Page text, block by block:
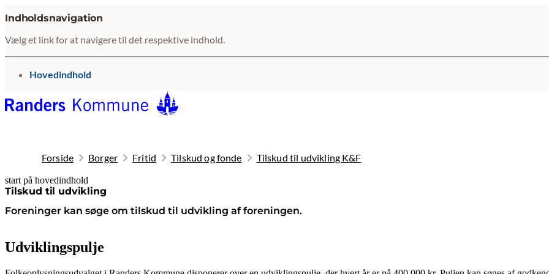
Indholdsnavigation
Vælg et link for at navigere til det respektive indhold.
gå til
Hovedindhold
Forside Borger Fritid Tilskud og fonde Tilskud til udvikling K&F
start på hovedindhold
Tilskud til udvikling
Foreninger kan søge om tilskud til udvikling af foreningen.
senest opdateret 8. juli 2026
Udviklingspulje